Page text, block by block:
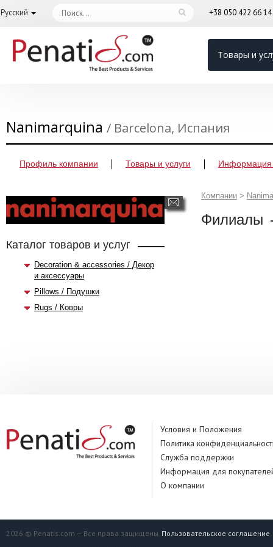
Русский +38 050 422 66 14
Товары и
Nanimarquina / Barcelona, Испания
Профиль компании Товары и услуги Информация
Каталог товаров и услуг
Decoration & accessories / Декор
и аксессуары
Pillows / Подушки
Rugs / Ковры
Компании >
Филиалы
Условия и Положения
Политика
Служба поддержки
Информация для
О компании
2026 © Penatis.com — Все права защищены. Пользовательское соглашение